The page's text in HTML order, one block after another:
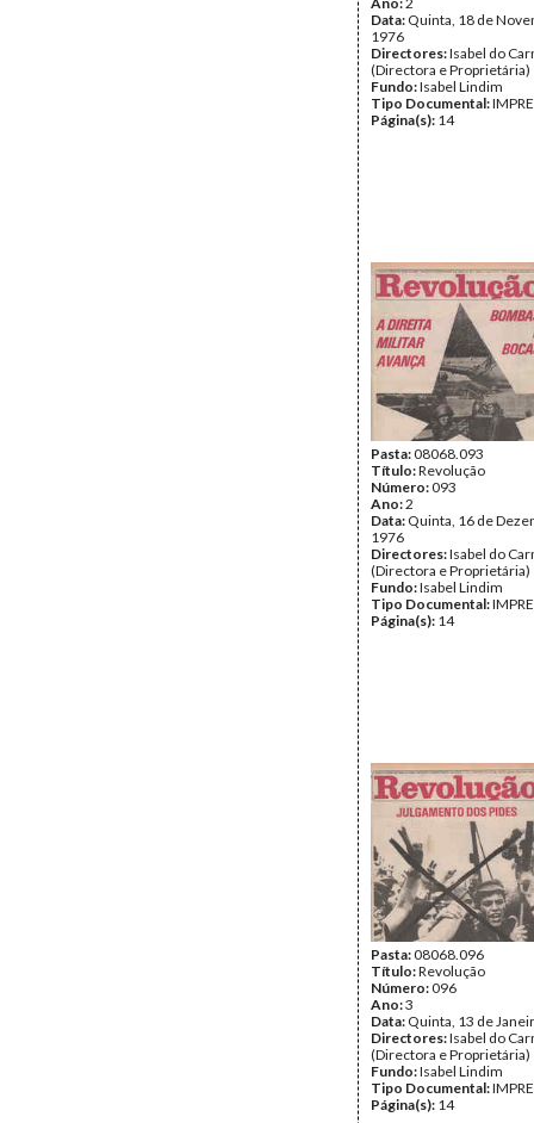
Data: Quinta, 18 de
1976
Directores:Isabel do
(Directora e Proprietária)
Fundo:Isabel Lindim
Tipo Documental:
Página(s): 14
Pasta:08068.093
Título:Revolução
Número:093
Ano:2
Data: Quinta, 16 de
1976
Directores:Isabel do
(Directora e Proprietária)
Fundo:Isabel Lindim
Tipo Documental:
Página(s): 14
Pasta:08068.096
Título:Revolução
Número:096
Ano:3
Data: Quinta, 13 de
Directores:Isabel do
(Directora e Proprietária)
Fundo:Isabel Lindim
Tipo Documental:
Página(s): 14